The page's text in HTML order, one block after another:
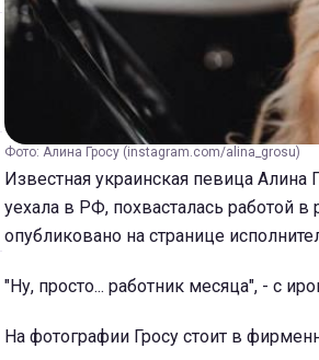
Фото: Алина Гросу (instagram.com/alina_grosu)
Известная украинская певица Алина
уехала в РФ, похвасталась работой
опубликовано на странице
"Ну, просто... работник месяца", - с
На фотографии Гросу стоит в